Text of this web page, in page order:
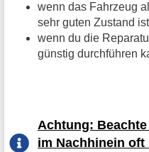
wenn das Fahrzeug
sehr guten Zustand
wenn du die
günstig durchführen
Achtung:
im Nachhinein